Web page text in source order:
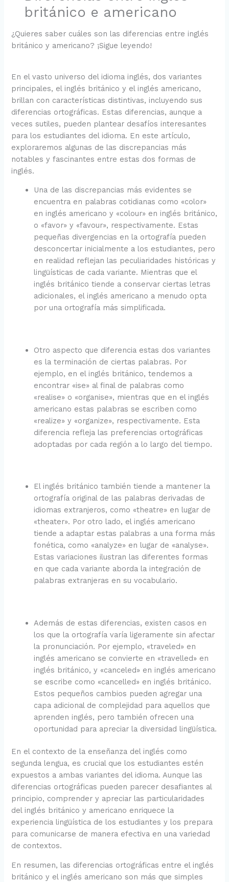
británico e americano
¿Quieres saber cuáles son las diferencias entre inglés
británico y americano? ¡Sigue leyendo!
En el vasto universo del idioma inglés, dos variantes
principales, el inglés británico y el inglés americano,
brillan con características distintivas, incluyendo sus
diferencias ortográficas. Estas diferencias, aunque a
veces sutiles, pueden plantear desafíos interesantes
para los estudiantes del idioma. En este artículo,
exploraremos algunas de las discrepancias más
notables y fascinantes entre estas dos formas de
inglés.
Una de las discrepancias más evidentes se
encuentra en palabras cotidianas como «color»
en inglés americano y «colour» en inglés británico,
o «favor» y «favour», respectivamente. Estas
pequeñas divergencias en la ortografía pueden
desconcertar inicialmente a los estudiantes, pero
en realidad reflejan las peculiaridades históricas y
lingüísticas de cada variante. Mientras que el
inglés británico tiende a conservar ciertas letras
adicionales, el inglés americano a menudo opta
por una ortografía más simplificada.
Otro aspecto que diferencia estas dos variantes
es la terminación de ciertas palabras. Por
ejemplo, en el inglés británico, tendemos a
encontrar «ise» al final de palabras como
«realise» o «organise», mientras que en el inglés
americano estas palabras se escriben como
«realize» y «organize», respectivamente. Esta
diferencia refleja las preferencias ortográficas
adoptadas por cada región a lo largo del tiempo.
El inglés británico también tiende a mantener la
ortografía original de las palabras derivadas de
idiomas extranjeros, como «theatre» en lugar de
«theater». Por otro lado, el inglés americano
tiende a adaptar estas palabras a una forma más
fonética, como «analyze» en lugar de «analyse».
Estas variaciones ilustran las diferentes formas
en que cada variante aborda la integración de
palabras extranjeras en su vocabulario.
Además de estas diferencias, existen casos en
los que la ortografía varía ligeramente sin afectar
la pronunciación. Por ejemplo, «traveled» en
inglés americano se convierte en «travelled» en
inglés británico, y «canceled» en inglés americano
se escribe como «cancelled» en inglés británico.
Estos pequeños cambios pueden agregar una
capa adicional de complejidad para aquellos que
aprenden inglés, pero también ofrecen una
oportunidad para apreciar la diversidad lingüística.
En el contexto de la enseñanza del inglés como
segunda lengua, es crucial que los estudiantes estén
expuestos a ambas variantes del idioma. Aunque las
diferencias ortográficas pueden parecer desafiantes al
principio, comprender y apreciar las particularidades
del inglés británico y americano enriquece la
experiencia lingüística de los estudiantes y los prepara
para comunicarse de manera efectiva en una variedad
de contextos.
En resumen, las diferencias ortográficas entre el inglés
británico y el inglés americano son más que simples